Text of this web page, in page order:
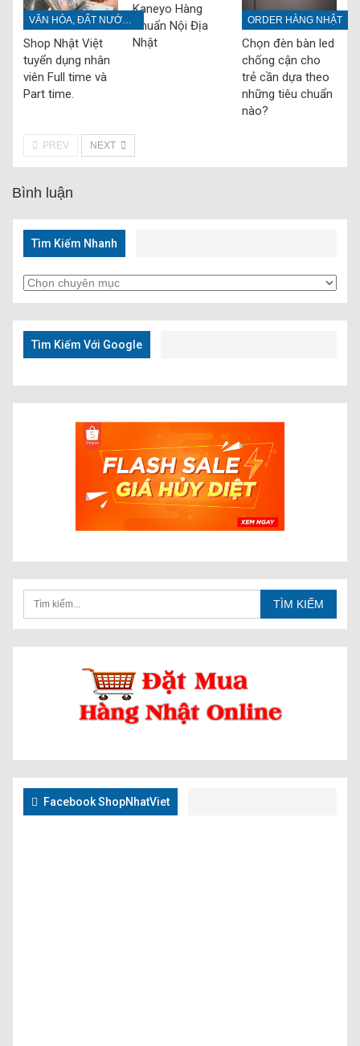
Shop Nhật Việt
tuyển dụng nhân
viên Full time và
Part time.
Kaneyo Hàng
Chuẩn Nội Địa
Nhật
ORDER HÀNG NHẬT
Chọn đèn bàn led
chống cận cho
trẻ cần dựa theo
những tiêu chuẩn
nào?
PREV NEXT
Bình luận
Tìm Kiếm Nhanh
Tìm
Kiếm
Nhanh
Tìm Kiếm Với Google
Facebook ShopNhatViet